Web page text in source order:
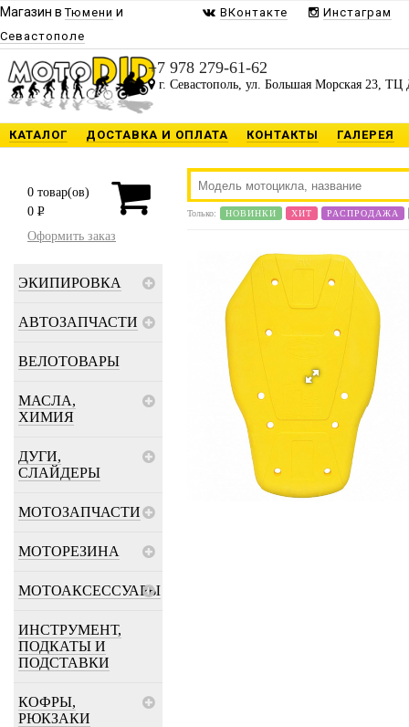
Магазин вТюмени и
Севастополе
ВКонтакте Инстаграм
+7 978 279-61-62
г. Севастополь, ул. Большая Морская 23, ТЦ
КАТАЛОГ ДОСТАВКА И ОПЛАТА КОНТАКТЫ ГАЛЕРЕЯ
0 товар(ов)
0 P
Оформить заказ
ЭКИПИРОВКА
АВТОЗАПЧАСТИ
ВЕЛОТОВАРЫ
МАСЛА,
ХИМИЯ
ДУГИ,
СЛАЙДЕРЫ
МОТОЗАПЧАСТИ
МОТОРЕЗИНА
МОТОАКСЕССУАРЫ
ИНСТРУМЕНТ,
ПОДКАТЫ И
ПОДСТАВКИ
КОФРЫ,
РЮКЗАКИ
Только: НОВИНКИ ХИТ РАСПРОДАЖА